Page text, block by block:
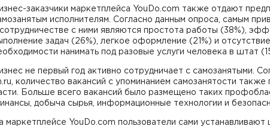
заказчики маркетплейса YouDo.сom также отдают
исполнителям. Согласно данным опроса, самым
с ними являются простота работы (38%),
задач (26%), легкое оформление (21%) и отсутствие
нанимать под разовые услуги человека в штат
не первый год активно сотрудничает с самозанятыми.
количество вакансий с упоминанием самозанятости
Больше всего вакансий было размещено таких
добыча сырья, информационные технологии и
маркетплейсе YouDo.com пользователи сами устанавливают